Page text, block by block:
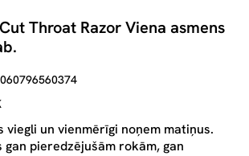
Throat Razor Viena asmens
viegli un vienmērīgi noņem matiņus.
pieredzējušām rokām, gan